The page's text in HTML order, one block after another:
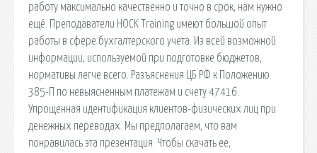
работу максимально качественно и точно в срок, нам нужно
ещё. Преподаватели HOCK Training имеют большой опыт
работы в сфере бухгалтерского учета. Из всей возможной
информации, используемой при подготовке бюджетов,
нормативы легче всего. Разъяснения ЦБ РФ к Положению
385-П по невыясненным платежам и счету 47416.
Упрощенная идентификация клиентов-физических лиц при
денежных переводах. Мы предполагаем, что вам
понравилась эта презентация. Чтобы скачать ее,